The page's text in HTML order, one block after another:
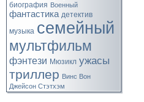
биография Военный
фантастика детектив
музыка семейный
мультфильм
фэнтези Мюзикл ужасы
триллер Винс Вон
Джейсон Стэтхэм